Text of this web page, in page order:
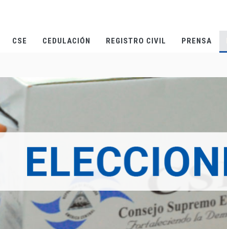
CSE CEDULACIÓN REGISTRO CIVIL PRENSA